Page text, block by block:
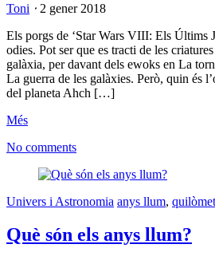
Toni ⋅ 2 gener 2018
Els porgs de ‘Star Wars VIII: Els Últims
odies. Pot ser que es tracti de les
galàxia, per davant dels ewoks en La
La guerra de les galàxies. Però, quin és
del planeta Ahch […]
Més
No comments
Univers i Astronomia anys llum,
Què són els anys llum?